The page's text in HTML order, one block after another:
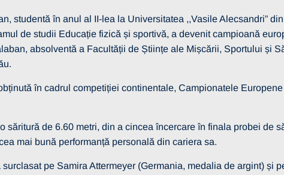
studentă în anul al II-lea la Universitatea ,,Vasile Alecsandri”
de studii Educație fizică și sportivă, a devenit campioană
absolventă a Facultății de Științe ale Mișcării, Sportului și
în cadrul competiției continentale, Campionatele
săritură de 6.60 metri, din a cincea încercare în finala probei de
mai bună performanță personală din cariera sa.
pe Samira Attermeyer (Germania, medalia de argint) și